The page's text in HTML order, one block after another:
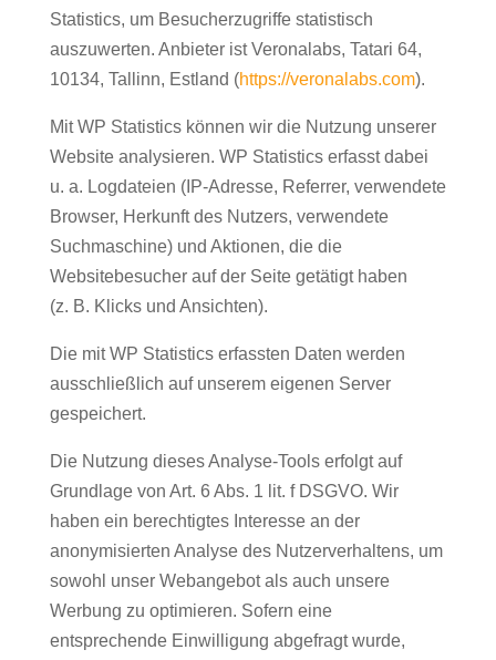
Statistics, um Besucherzugriffe statistisch
auszuwerten. Anbieter ist Veronalabs, Tatari 64,
10134, Tallinn, Estland (https://veronalabs.com).
Mit WP Statistics können wir die Nutzung unserer
Website analysieren. WP Statistics erfasst dabei
u. a. Logdateien (IP-Adresse, Referrer, verwendete
Browser, Herkunft des Nutzers, verwendete
Suchmaschine) und Aktionen, die die
Websitebesucher auf der Seite getätigt haben
(z. B. Klicks und Ansichten).
Die mit WP Statistics erfassten Daten werden
ausschließlich auf unserem eigenen Server
gespeichert.
Die Nutzung dieses Analyse-Tools erfolgt auf
Grundlage von Art. 6 Abs. 1 lit. f DSGVO. Wir
haben ein berechtigtes Interesse an der
anonymisierten Analyse des Nutzerverhaltens, um
sowohl unser Webangebot als auch unsere
Werbung zu optimieren. Sofern eine
entsprechende Einwilligung abgefragt wurde,